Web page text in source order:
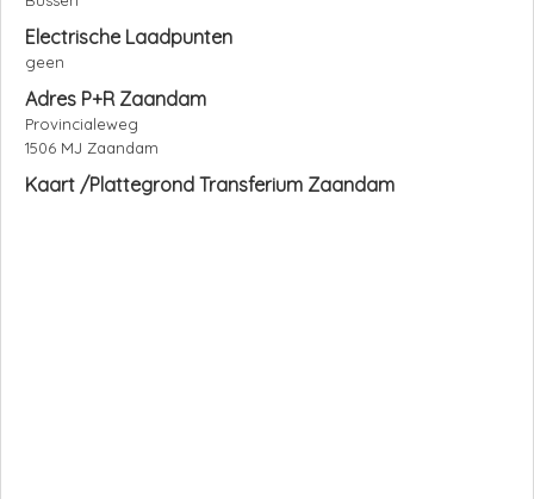
Electrische Laadpunten
geen
Adres P+R Zaandam
Provincialeweg
1506 MJ Zaandam
Kaart /Plattegrond Transferium Zaandam